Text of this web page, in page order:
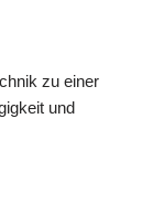
zu einer
und